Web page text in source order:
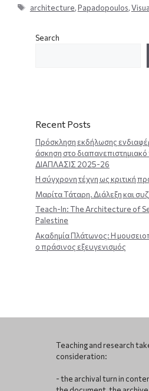
Tags
architecture,Papadopoulos,
Search
Recent Posts
Πρόσκληση εκδήλωσης
άσκηση στο
ΔΙΑΠΛΑΣΙΣ 2025-26
Η σύγχρονη τέχνη ως κριτική
Μαρίτα Τάταρη. Διάλεξη και
Teach-In: The Architecture of
Palestine
Ακαδημία Πλάτωνος: Η
ο πράσινος εξευγενισμός
Teaching and research
consideration:
- the archival turn in